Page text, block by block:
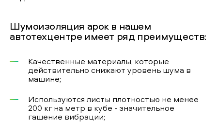
Шумоизоляция арок в нашем
автотехцентре имеет ряд преимуществ:
Качественные материалы, которые
действительно снижают уровень шума в
машине;
Используются листы плотностью не менее
200 кг на метр в кубе - значительное
гашение вибрации;